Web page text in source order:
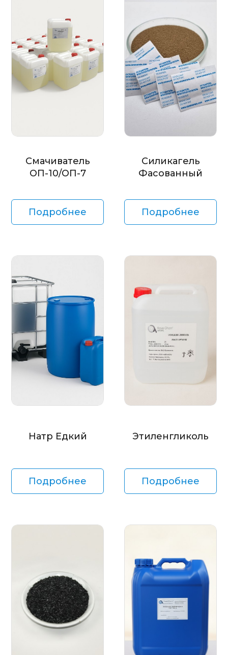
Смачиватель
ОП-10/ОП-7
Подробнее
Силикагель
Фасованный
Подробнее
Натр Едкий
Подробнее
Этиленгликоль
Подробнее